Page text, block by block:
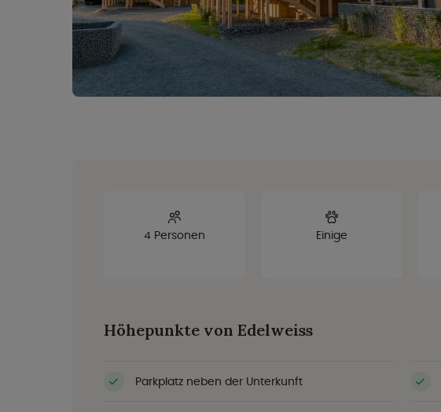
4 Personen Einige
Höhepunkte von Edelweiss
Parkplatz neben der Unterkunft